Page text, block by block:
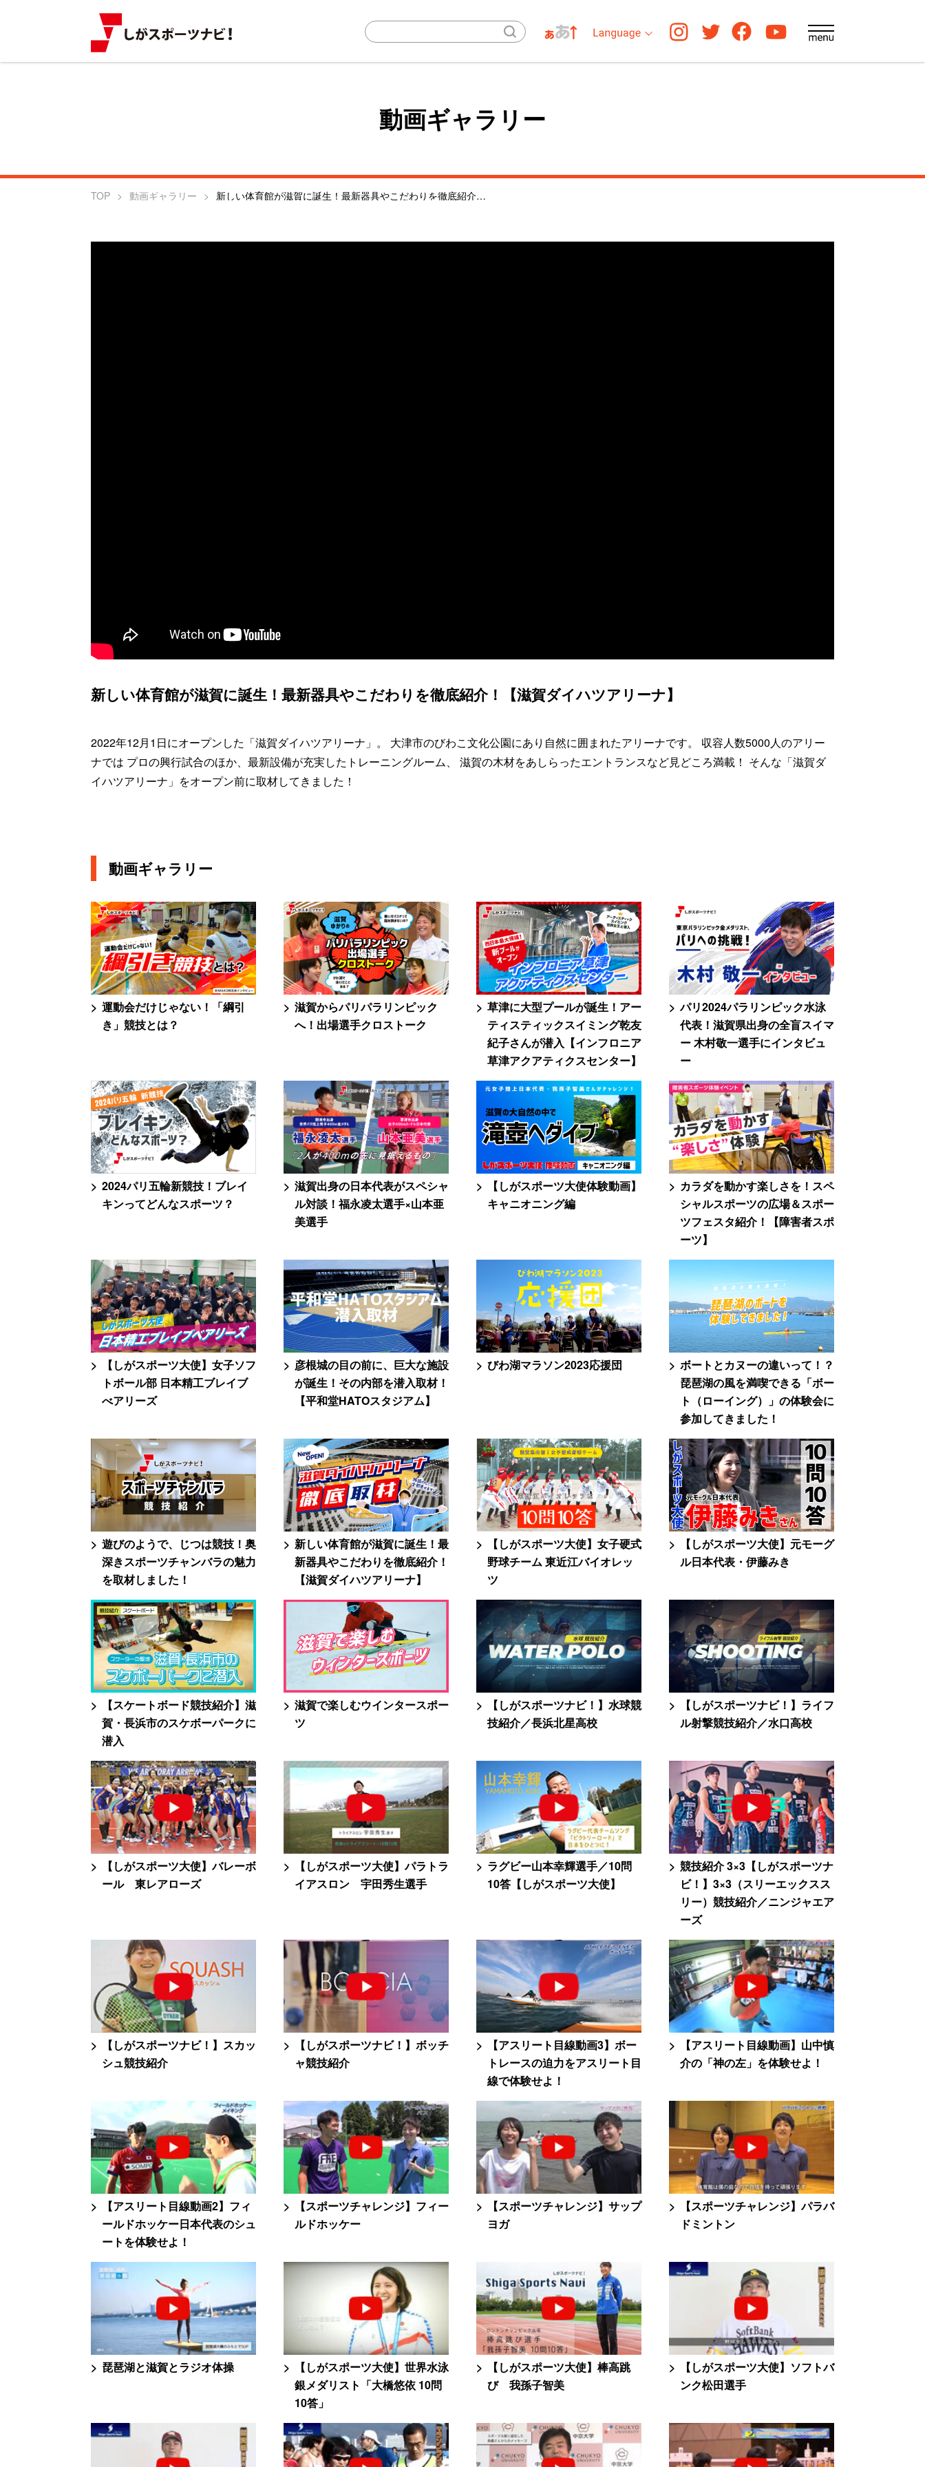
動画ギャラリー
TOP 動画ギャラリー 新しい体育館が滋賀に誕生！最新器具やこだわりを徹底紹介！【滋賀ダイハツアリーナ】
新しい体育館が滋賀に誕生！最新器具やこだわりを徹底紹介！【滋賀ダイハツアリーナ】
2022年12月1日にオープンした「滋賀ダイハツアリーナ」。 大津市のびわこ文化公園にあり自然に囲まれたアリーナです。 収容人数5000人のアリー
ナでは プロの興行試合のほか、最新設備が充実したトレーニングルーム、 滋賀の木材をあしらったエントランスなど見どころ満載！ そんな「滋賀ダ
イハツアリーナ」をオープン前に取材してきました！
動画ギャラリー
運動会だけじゃない！「綱引
き」競技とは？
滋賀からパリパラリンピック
へ！出場選手クロストーク
草津に大型プールが誕生！アー
ティスティックスイミング乾友
紀子さんが潜入【インフロニア
草津アクアティクスセンター】
パリ2024パラリンピック水泳
代表！滋賀県出身の全盲スイマ
ー 木村敬一選手にインタビュ
ー
2024パリ五輪新競技！ブレイ
キンってどんなスポーツ？
滋賀出身の日本代表がスペシャ
ル対談！福永凌太選手×山本亜
美選手
【しがスポーツ大使体験動画】
キャニオニング編
カラダを動かす楽しさを！スペ
シャルスポーツの広場＆スポー
ツフェスタ紹介！【障害者スポ
ーツ】
【しがスポーツ大使】女子ソフ
トボール部 日本精工ブレイブ
べアリーズ
彦根城の目の前に、巨大な施設
が誕生！その内部を潜入取材！
【平和堂HATOスタジアム】
びわ湖マラソン2023応援団
ボートとカヌーの違いって！？
琵琶湖の風を満喫できる「ボー
ト（ローイング）」の体験会に
参加してきました！
遊びのようで、じつは競技！奥
深きスポーツチャンバラの魅力
を取材しました！
新しい体育館が滋賀に誕生！最
新器具やこだわりを徹底紹介！
【滋賀ダイハツアリーナ】
【しがスポーツ大使】女子硬式
野球チーム 東近江バイオレッ
ツ
【しがスポーツ大使】元モーグ
ル日本代表・伊藤みき
【スケートボード競技紹介】滋
賀・長浜市のスケボーパークに
潜入
滋賀で楽しむウインタースポー
ツ
【しがスポーツナビ！】水球競
技紹介／長浜北星高校
【しがスポーツナビ！】ライフ
ル射撃競技紹介／水口高校
【しがスポーツ大使】バレーボ
ール 東レアローズ
【しがスポーツ大使】パラトラ
イアスロン 宇田秀生選手
ラグビー山本幸輝選手／10問
10答【しがスポーツ大使】
競技紹介 3×3【しがスポーツナ
ビ！】3×3（スリーエックスス
リー）競技紹介／ニンジャエア
ーズ
【しがスポーツナビ！】スカッ
シュ競技紹介
【しがスポーツナビ！】ボッチ
ャ競技紹介
【アスリート目線動画3】ボー
トレースの迫力をアスリート目
線で体験せよ！
【アスリート目線動画】山中慎
介の「神の左」を体験せよ！
【アスリート目線動画2】フィ
ールドホッケー日本代表のシュ
ートを体験せよ！
【スポーツチャレンジ】フィー
ルドホッケー
【スポーツチャレンジ】サップ
ヨガ
【スポーツチャレンジ】パラバ
ドミントン
琵琶湖と滋賀とラジオ体操
【しがスポーツ大使】世界水泳
銀メダリスト「大橋悠依 10問
10答」
【しがスポーツ大使】棒高跳
び 我孫子智美
【しがスポーツ大使】ソフトバ
ンク松田選手